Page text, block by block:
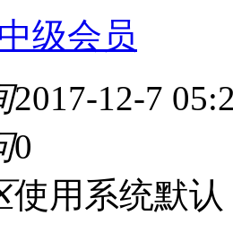
中级会员
2017-12-7
0
使用系统默认